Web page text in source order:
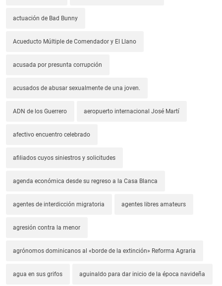
actuación de Bad Bunny
Acueducto Múltiple de Comendador y El Llano
acusada por presunta corrupción
acusados de abusar sexualmente de una joven.
ADN de los Guerrero aeropuerto internacional José Martí
afectivo encuentro celebrado
afiliados cuyos siniestros y solicitudes
agenda económica desde su regreso a la Casa Blanca
agentes de interdicción migratoria agentes libres amateurs
agresión contra la menor
agrónomos dominicanos al «borde de la extinción» Reforma Agraria
agua en sus grifos aguinaldo para dar inicio de la época navideña